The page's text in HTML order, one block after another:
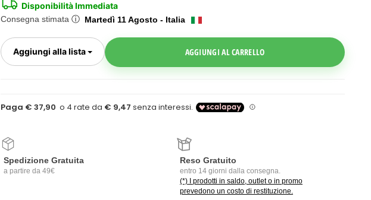
Disponibilità Immediata
Consegna stimata ⓘ Martedì 11 Agosto - Italia
Aggiungi alla lista Toggle Dropdown AGGIUNGI AL CARRELLO
Paga € 37,90
Spedizione Gratuita
a partire da 49€
Reso Gratuito
entro 14 giorni dalla consegna.
(*) I prodotti in saldo, outlet o in promo
prevedono un costo di restituzione.